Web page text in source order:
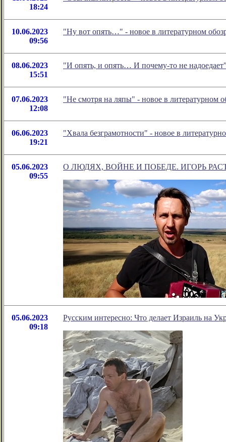
18:24
10.06.2023
09:56
"Ну вот опять…" - новое в литературном
08.06.2023
15:51
"И опять, и опять… И почему-то не
07.06.2023
12:08
"Не смотря на ляпы" - новое в литературном
06.06.2023
19:21
"Хвала безграмотности" - новое в
05.06.2023
09:55
О ЛЮДЯХ, ВОЙНЕ И ПОБЕДЕ. ИГОРЬ
05.06.2023
09:18
Русским интересно: Что делает Израиль на